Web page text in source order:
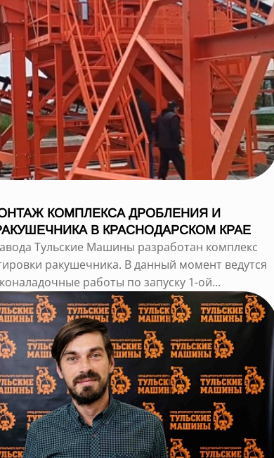
КОМПЛЕКСА ДРОБЛЕНИЯ И
В КРАСНОДАРСКОМ КРАЕ
Тульские Машины разработан комплекс
ракушечника. В данный момент ведутся
работы по запуску 1-ой...